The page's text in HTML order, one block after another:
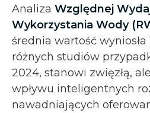
Analiza Względnej
Wykorzystania Wody
średnia wartość wyniosła
różnych studiów
2024, stanowi zwięzłą,
wpływu inteligentnych
nawadniających